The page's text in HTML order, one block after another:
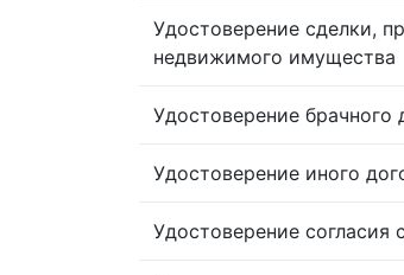
Удостоверение сделки,
недвижимого имущества
Удостоверение брачного
Удостоверение иного
Удостоверение согласия